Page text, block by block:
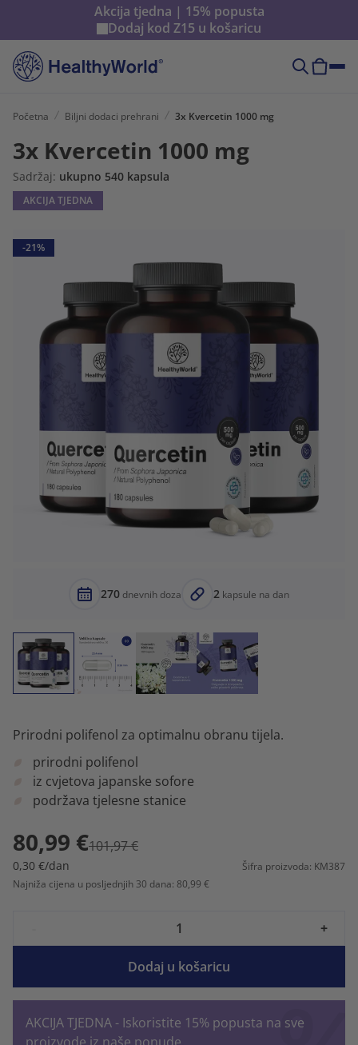
Akcija tjedna | 15% popusta
Dodaj kod Z15 u košaricu
Početna Biljni dodaci prehrani 3x Kvercetin 1000 mg
3x Kvercetin 1000 mg
Sadržaj: ukupno 540 kapsula
AKCIJA TJEDNA
-21%
270 dnevnih doza 2 kapsule na dan
Prirodni polifenol za optimalnu obranu tijela.
prirodni polifenol
iz cvjetova japanske sofore
podržava tjelesne stanice
80,99 €101,97 €
0,30 €/dan
Šifra proizvoda: KM387
Najniža cijena u posljednjih 30 dana: 80,99 €
+
Dodaj u košaricu
AKCIJA TJEDNA - Iskoristite 15% popusta na sve